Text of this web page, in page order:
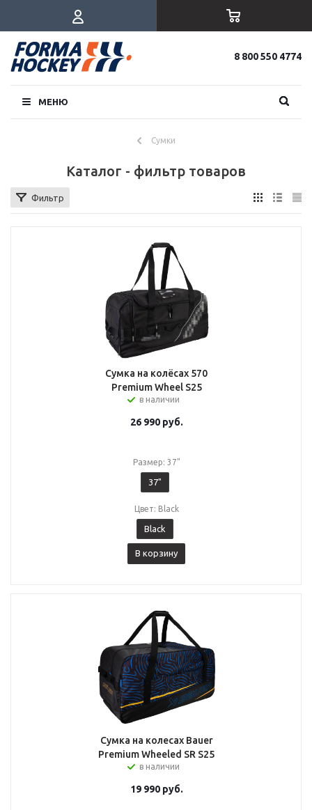
8 800 550 4774
МЕНЮ
Сумки
Каталог - фильтр товаров
Фильтр
Сумка на колёсах 570
Premium Wheel S25
в наличии
26 990руб.
Размер: 37"
37"
Цвет: Black
Black
В корзину
Сумка на колесах Bauer
Premium Wheeled SR S25
в наличии
19 990руб.